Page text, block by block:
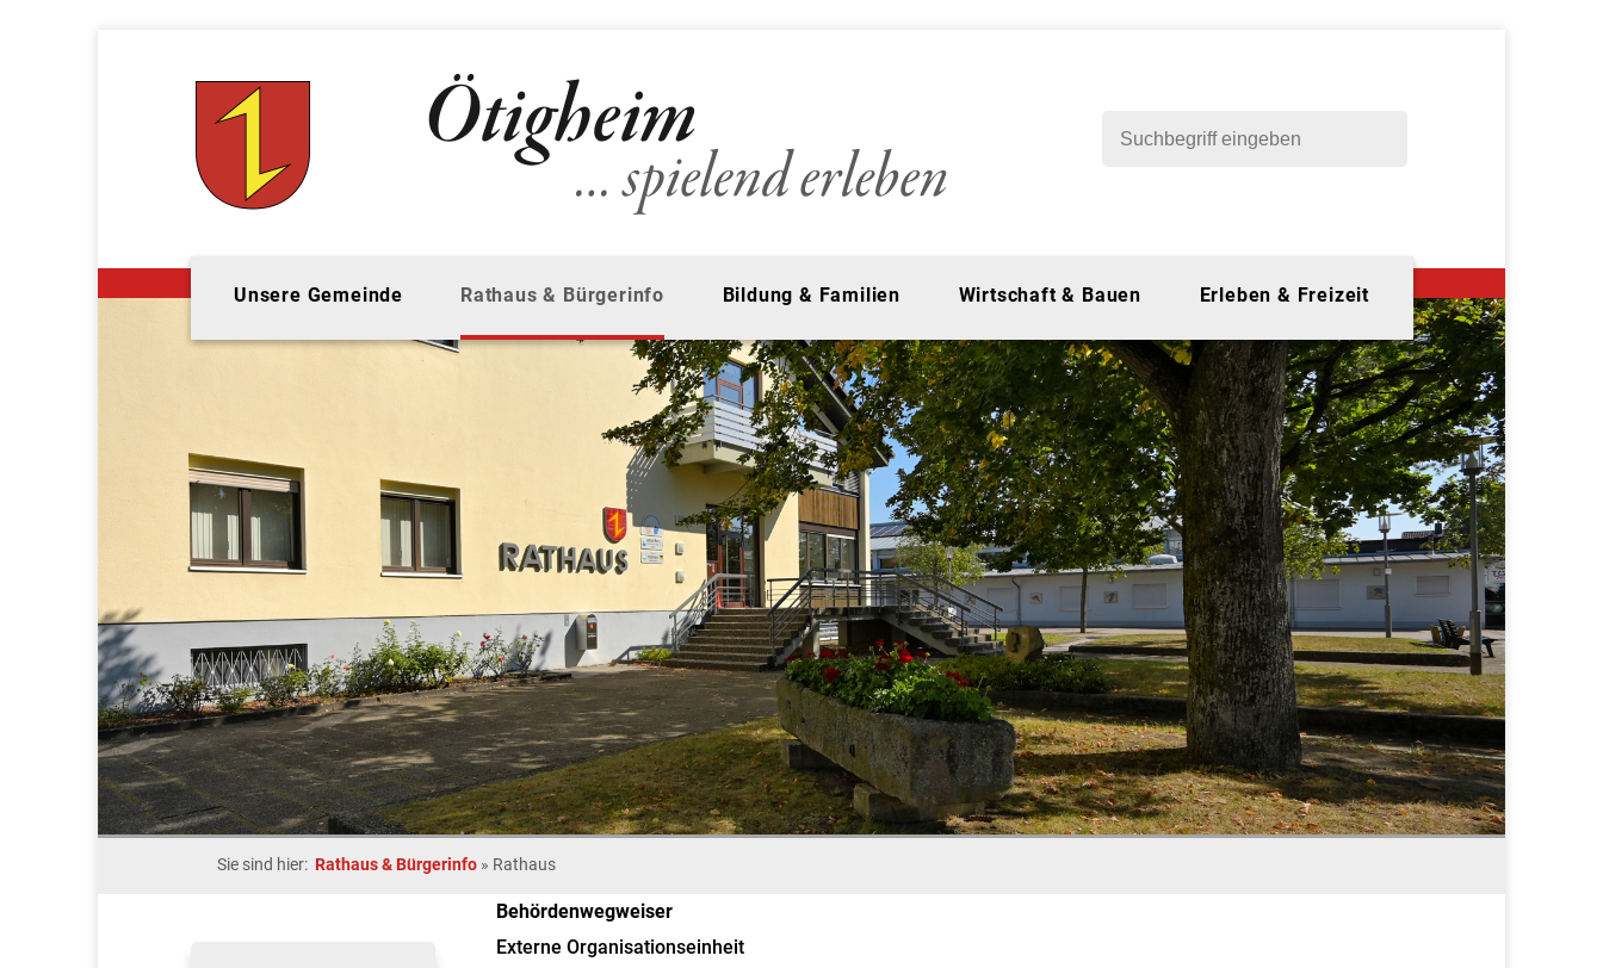
Unsere Gemeinde Rathaus & Bürgerinfo Bildung & Familien Wirtschaft & Bauen Erleben & Freizeit
Sie sind hier: Rathaus & Bürgerinfo » Rathaus
Behördenwegweiser
Externe Organisationseinheit